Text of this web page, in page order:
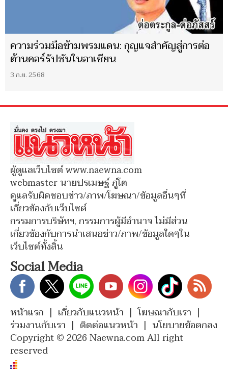
ความร่วมมือข้ามพรมแดน: กุญแจสำคัญสู่การต่อ
ต้านคอร์รัปชันในอาเซียน
3 ก.ย. 2568
ผู้ดูแลเว็บไซต์ www.naewna.com
webmaster นายปรเมษฐ์ ภู่โต
ดูแลรับผิดชอบข่าว/ภาพ/โฆษณา/ข้อมูลอื่นๆที่
เกี่ยวข้องกับเว็บไซต์
กรรมการบริษัทฯ, กรรมการผู้มีอำนาจ ไม่มีส่วน
เกี่ยวข้องกับการนำเสนอข่าว/ภาพ/ข้อมูลใดๆใน
เว็บไซต์ทั้งสิ้น
Social Media
หน้าแรก | เกี่ยวกับแนวหน้า | โฆษณากับเรา |
ร่วมงานกับเรา | ติดต่อแนวหน้า | นโยบายข้อตกลง
Copyright © 2026 Naewna.com All right
reserved